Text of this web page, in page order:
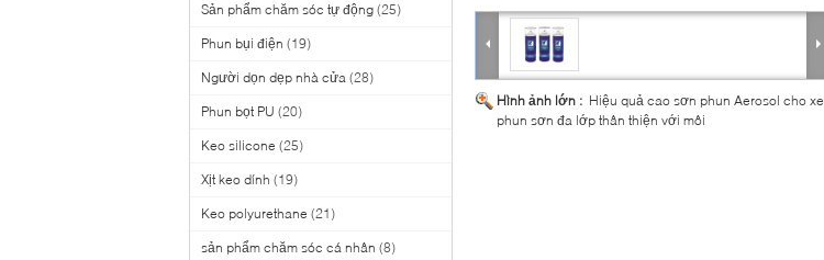
Sản phẩm chăm sóc tự động (25)
Phun bụi điện (19)
Người dọn dẹp nhà cửa (28)
Phun bọt PU (20)
Keo silicone (25)
Xịt keo dính (19)
Keo polyurethane (21)
sản phẩm chăm sóc cá nhân (8)
Hình ảnh lớn : Hiệu quả cao sơn phun Aerosol cho xe
phun sơn đa lớp thân thiện với môi